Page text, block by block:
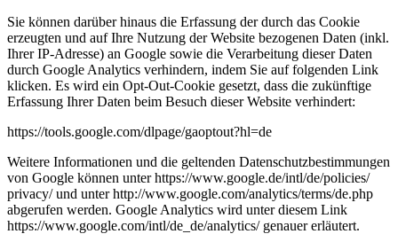
Sie können darüber hinaus die Erfassung der durch das Cookie
erzeugten und auf Ihre Nutzung der Website bezogenen Daten (inkl.
Ihrer IP-Adresse) an Google sowie die Verarbeitung dieser Daten
durch Google Analytics verhindern, indem Sie auf folgenden Link
klicken. Es wird ein Opt-Out-Cookie gesetzt, dass die zukünftige
Erfassung Ihrer Daten beim Besuch dieser Website verhindert:
https://tools.google.com/dlpage/gaoptout?hl=de
Weitere Informationen und die geltenden Datenschutzbestimmungen
von Google können unter https://www.google.de/intl/de/policies/
privacy/ und unter http://www.google.com/analytics/terms/de.php
abgerufen werden. Google Analytics wird unter diesem Link
https://www.google.com/intl/de_de/analytics/ genauer erläutert.